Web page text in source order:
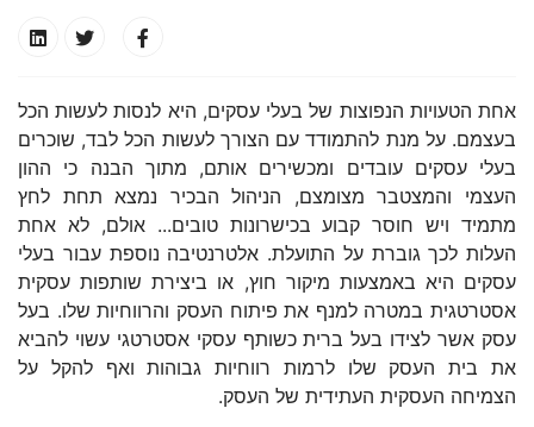
אחת הטעויות הנפוצות של בעלי עסקים, היא לנסות לעשות הכל
בעצמם. על מנת להתמודד עם הצורך לעשות הכל לבד, שוכרים
בעלי עסקים עובדים ומכשירים אותם, מתוך הבנה כי ההון
העצמי והמצטבר מצומצם, הניהול הבכיר נמצא תחת לחץ
מתמיד ויש חוסר קבוע בכישרונות טובים... אולם, לא אחת
העלות לכך גוברת על התועלת. אלטרנטיבה נוספת עבור בעלי
עסקים היא באמצעות מיקור חוץ, או ביצירת שותפות עסקית
אסטרטגית במטרה למנף את פיתוח העסק והרווחיות שלו. בעל
עסק אשר לצידו בעל ברית כשותף עסקי אסטרטגי עשוי להביא
את בית העסק שלו לרמות רווחיות גבוהות ואף להקל על
הצמיחה העסקית העתידית של העסק.